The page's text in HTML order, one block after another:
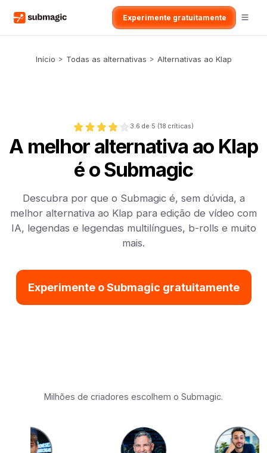
Experimente gratuitamente
Início > Todas as alternativas > Alternativas ao Klap
3.6 de 5 (18 críticas)
A melhor alternativa ao Klap
é o Submagic
Descubra por que o Submagic é, sem dúvida, a
melhor alternativa ao Klap para edição de vídeo com
IA, legendas e legendas multilíngues, b-rolls e muito
mais.
Experimente o Submagic gratuitamente
Milhões de criadores escolhem o Submagic.